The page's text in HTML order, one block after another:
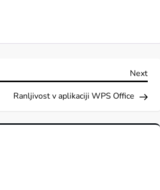
Next
Next
Ranljivost v aplikaciji WPS Office